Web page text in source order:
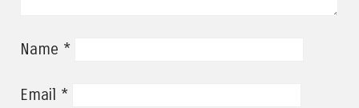
Name *
Email *